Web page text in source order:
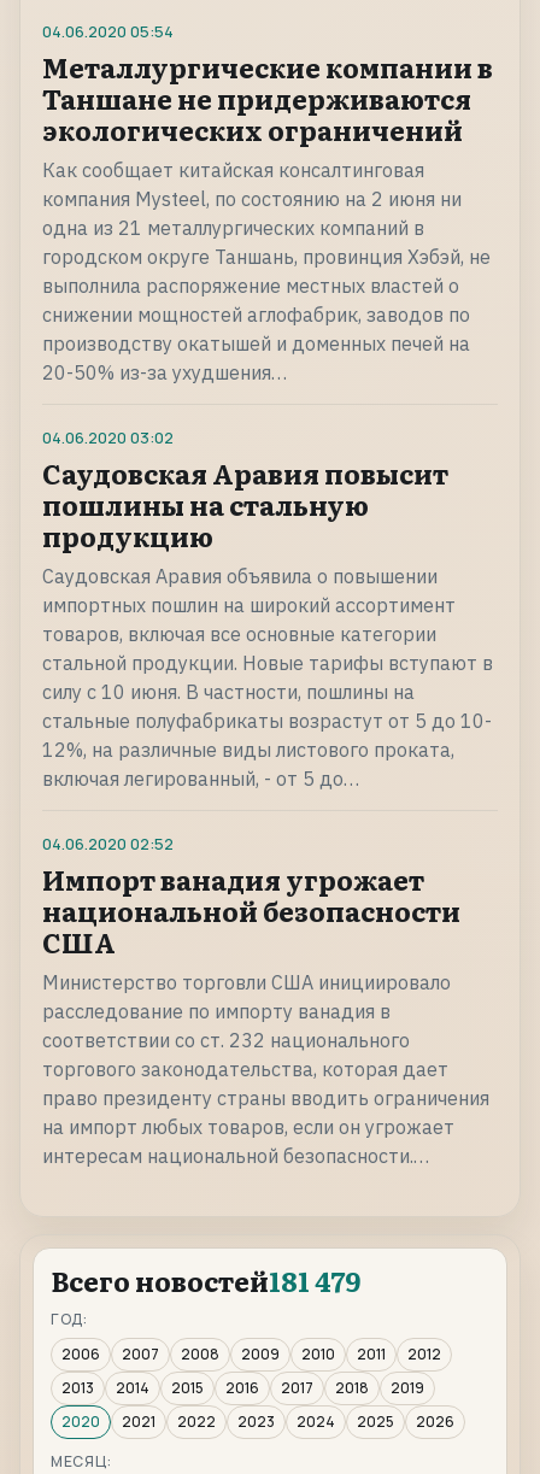
04.06.2020 05:54
Металлургические компании в
Таншане не придерживаются
экологических ограничений
Как сообщает китайская консалтинговая
компания Mysteel, по состоянию на 2 июня ни
одна из 21 металлургических компаний в
городском округе Таншань, провинция Хэбэй, не
выполнила распоряжение местных властей о
снижении мощностей аглофабрик, заводов по
производству окатышей и доменных печей на
20-50% из-за ухудшения…
04.06.2020 03:02
Саудовская Аравия повысит
пошлины на стальную
продукцию
Саудовская Аравия объявила о повышении
импортных пошлин на широкий ассортимент
товаров, включая все основные категории
стальной продукции. Новые тарифы вступают в
силу с 10 июня. В частности, пошлины на
стальные полуфабрикаты возрастут от 5 до 10-
12%, на различные виды листового проката,
включая легированный, - от 5 до…
04.06.2020 02:52
Импорт ванадия угрожает
национальной безопасности
США
Министерство торговли США инициировало
расследование по импорту ванадия в
соответствии со ст. 232 национального
торгового законодательства, которая дает
право президенту страны вводить ограничения
на импорт любых товаров, если он угрожает
интересам национальной безопасности.…
Всего новостей181 479
ГОД:
2006
2007 2008 2009 2010 2011
2012
2013
2014 2015 2016 2017 2018
2019
2020
2021 2022 2023 2024 2025
2026
МЕСЯЦ: